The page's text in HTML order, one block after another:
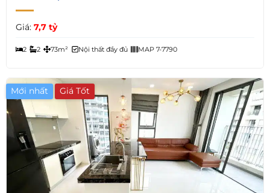
Giá: 7,7 tỷ
2 2 73m² Nội thất đầy đủ MAP 7-7790
Mới nhất Giá Tốt